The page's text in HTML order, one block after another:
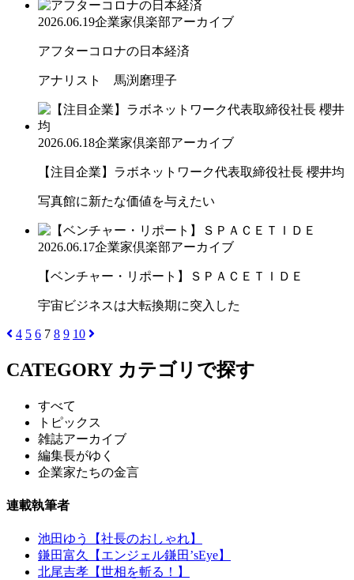
2026.06.19企業家倶楽部アーカイブ
アフターコロナの日本経済
アナリスト 馬渕磨理子
2026.06.18企業家倶楽部アーカイブ
【注目企業】ラボネットワーク代表取締役社長 櫻井均
写真館に新たな価値を与えたい
2026.06.17企業家倶楽部アーカイブ
【ベンチャー・リポート】ＳＰＡＣＥＴＩＤＥ
宇宙ビジネスは大転換期に突入した
4 5 6 7 8 9 10
CATEGORY カテゴリで探す
すべて
トピックス
雑誌アーカイブ
編集長がゆく
企業家たちの金言
連載執筆者
池田ゆう【社長のおしゃれ】
鎌田富久【エンジェル鎌田’sEye】
北尾吉孝【世相を斬る！】